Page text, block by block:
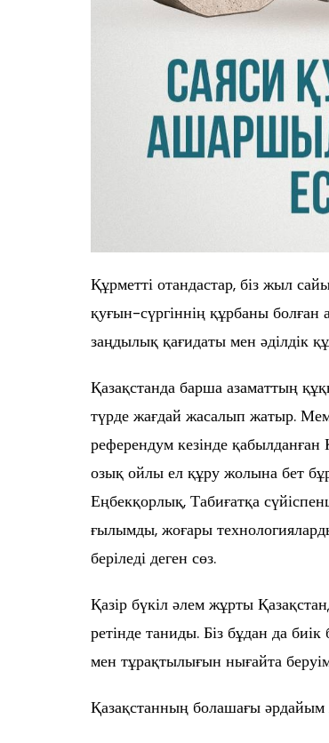
Құрметті отандастар, біз жыл
қуғын-сүргіннің құрбаны
заңдылық қағидаты мен әділдік
Қазақстанда барша азаматтың
түрде жағдай жасалып жатыр.
референдум кезінде қабылданған
озық ойлы ел құру жолына бет
Еңбекқорлық, Табиғатқа
ғылымды, жоғары
беріледі деген сөз.
Қазір бүкіл әлем жұрты
ретінде таниды. Біз бұдан да
мен тұрақтылығын нығайта
Қазақстанның болашағы